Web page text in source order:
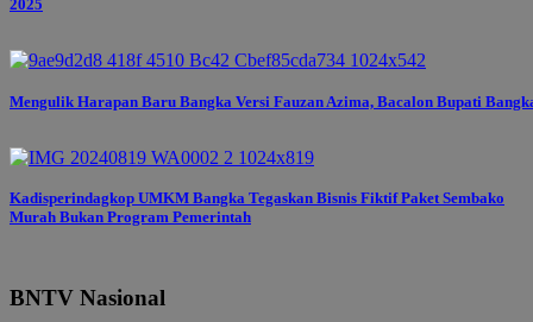
2025
Mengulik Harapan Baru Bangka Versi Fauzan Azima, Bacalon Bupati
Kadisperindagkop UMKM Bangka Tegaskan Bisnis Fiktif Paket Sembako
Murah Bukan Program Pemerintah
BNTV Nasional